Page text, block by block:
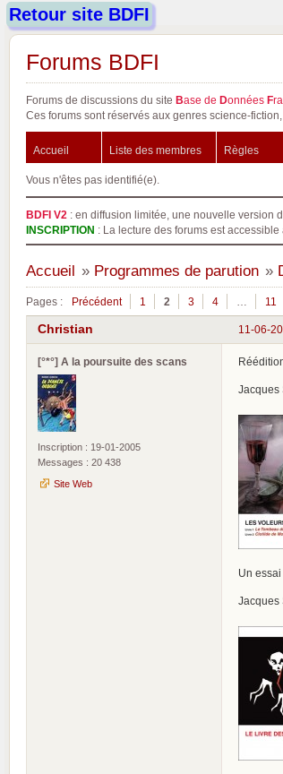
Retour site BDFI
Forums BDFI
Forums de discussions du site Base de Données F
Ces forums sont réservés aux genres science-
Accueil Liste des membres Règles
Vous n'êtes pas identifié(e).
BDFI V2 : en diffusion limitée, une nouvelle version
INSCRIPTION : La lecture des forums est accessible
Accueil » Programmes de parution »
Pages : Précédent 1 2 3 4 11
11-06-
Christian
[°*°] A la poursuite des scans
Inscription : 19-01-2005
Messages : 20 438
Site Web
Jacques
Un
Jacques